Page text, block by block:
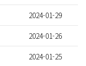
2024-01-29
2024-01-26
2024-01-25